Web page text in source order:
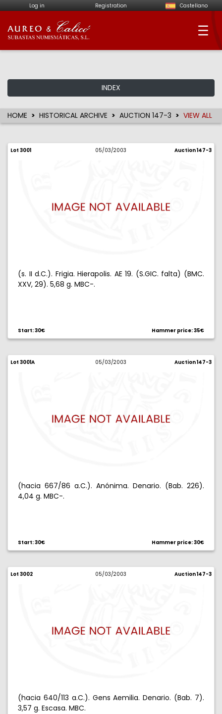
Log in Registration Castellano
Aureo & Calicó -
INDEX
HOME HISTORICAL ARCHIVE AUCTION 147-3 VIEW ALL
Lot 3001 05/03/2003 Auction 147-3
(s. II d.C.). Frigia. Hierapolis. AE 19. (S.GIC. falta) (BMC.
XXV, 29). 5,68 g. MBC-.
Start: 30€ Hammer price: 35€
Lot 3001A 05/03/2003 Auction 147-3
(hacia 667/86 a.C.). Anónima. Denario. (Bab. 226).
4,04 g. MBC-.
Start: 30€ Hammer price: 30€
Lot 3002 05/03/2003 Auction 147-3
(hacia 640/113 a.C.). Gens Aemilia. Denario. (Bab. 7).
3,57 g. Escasa. MBC.